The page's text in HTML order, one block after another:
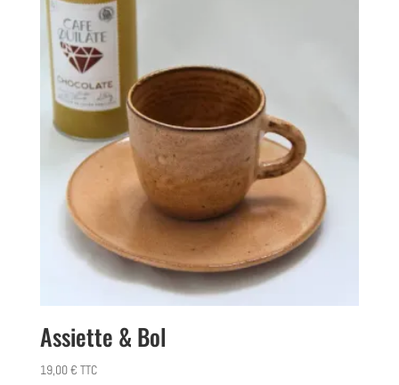
Assiette & Bol
19,00€ TTC